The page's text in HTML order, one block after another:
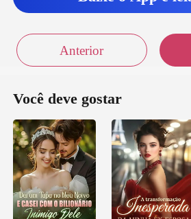
er dizer
Anterior
Você deve gostar